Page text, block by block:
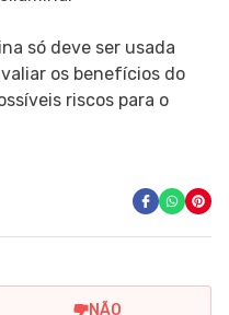
só deve ser usada
os benefícios do
riscos para o
NÃO